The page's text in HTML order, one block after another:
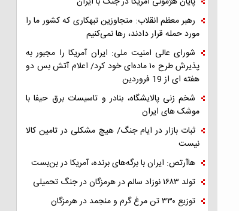
رهبر معظم انقلاب: متجاوزین تبهکاری که کشور ما را
مورد حمله قرار دادند، رها نمی‌کنیم
شورای عالی امنیت ملی: ایران آمریکا را مجبور به
پذیرش طرح ۱۰ ماده‌ای خود کرد/ اعلام آتش بس دو
هفته ای از 19 فروردین
شخم زنی پالایشگاه، بنادر و تاسیسات برق حیفا با
موشک های ایران
ثبات بازار در ایام جنگ/ هیچ مشکلی در تامین کالا
نیست
هاآرتص: ایران با برگه‌های برنده، آمریکا در بن‌بست
تولد ۱۶۸۳ نوزاد سالم در هرمزگان در جنگ تحمیلی
توزیع ۳۳۰ تن مرغ گرم و منجمد در هرمزگان